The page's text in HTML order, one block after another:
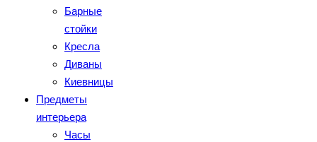
Барные
стойки
Кресла
Диваны
Киевницы
Предметы
интерьера
Часы